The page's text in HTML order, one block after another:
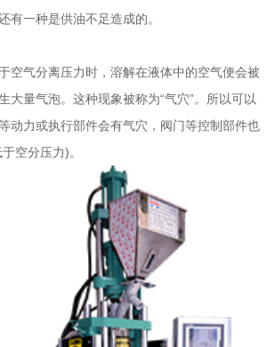
有一种是供油不足造成的。
空气分离压力时，溶解在液体中的空气便会被
大量气泡。这种现象被称为“气穴”。所以可以
动力或执行部件会有气穴，阀门等控制部件也
空分压力)。